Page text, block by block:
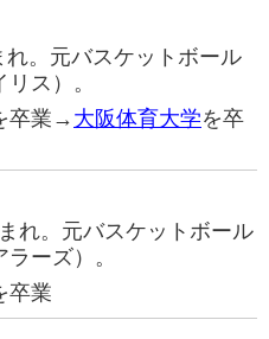
。元バスケットボール
ス）。
卒業→大阪体育大学を卒
れ。元バスケットボール
ーズ）。
卒業